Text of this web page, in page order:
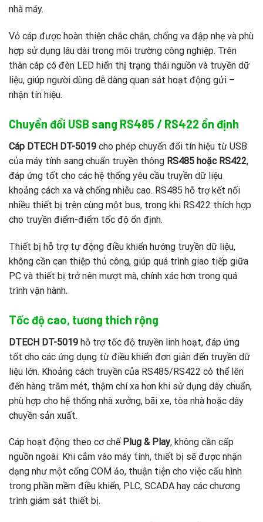
nhà máy.
Vỏ cáp được hoàn thiện chắc chắn, chống va đập nhẹ và phù
hợp sử dụng lâu dài trong môi trường công nghiệp. Trên
thân cáp có đèn LED hiển thị trạng thái nguồn và truyền dữ
liệu, giúp người dùng dễ dàng quan sát hoạt động gửi –
nhận tín hiệu.
Chuyển đổi USB sang RS485 / RS422 ổn định
Cáp DTECH DT-5019 cho phép chuyển đổi tín hiệu từ USB
của máy tính sang chuẩn truyền thông RS485 hoặc RS422,
đáp ứng tốt cho các hệ thống yêu cầu truyền dữ liệu
khoảng cách xa và chống nhiễu cao. RS485 hỗ trợ kết nối
nhiều thiết bị trên cùng một bus, trong khi RS422 thích hợp
cho truyền điểm-điểm tốc độ ổn định.
Thiết bị hỗ trợ tự động điều khiển hướng truyền dữ liệu,
không cần can thiệp thủ công, giúp quá trình giao tiếp giữa
PC và thiết bị trở nên mượt mà, chính xác hơn trong quá
trình vận hành.
Tốc độ cao, tương thích rộng
DTECH DT-5019 hỗ trợ tốc độ truyền linh hoạt, đáp ứng
tốt cho các ứng dụng từ điều khiển đơn giản đến truyền dữ
liệu lớn. Khoảng cách truyền của RS485/RS422 có thể lên
đến hàng trăm mét, thậm chí xa hơn khi sử dụng dây chuẩn,
phù hợp cho hệ thống nhà xưởng, bãi xe, tòa nhà hoặc dây
chuyền sản xuất.
Cáp hoạt động theo cơ chế Plug & Play, không cần cấp
nguồn ngoài. Khi cắm vào máy tính, thiết bị sẽ được nhận
dạng như một cổng COM ảo, thuận tiện cho việc cấu hình
trong phần mềm điều khiển, PLC, SCADA hay các chương
trình giám sát thiết bị.